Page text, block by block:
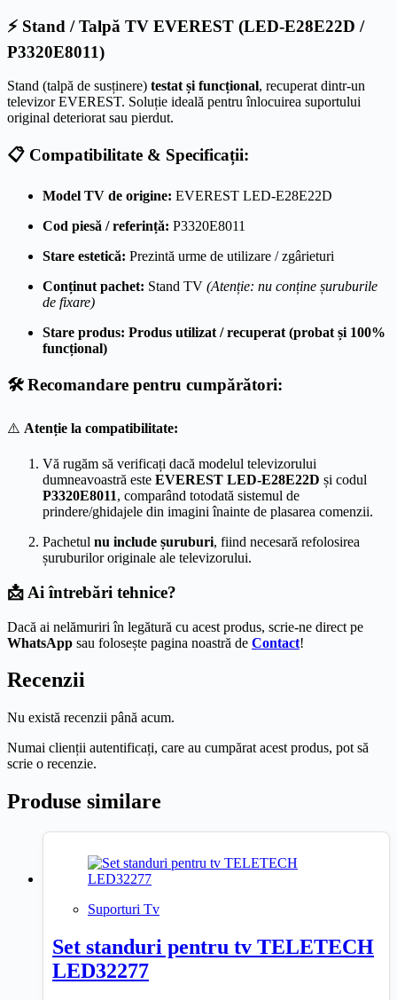
E28E22D
(P3320E8011)
⚡ Stand / Talpă TV EVEREST (LED-E28E22D /
P3320E8011)
Stand (talpă de susținere) testat și funcțional, recuperat dintr-un
televizor EVEREST. Soluție ideală pentru înlocuirea suportului
original deteriorat sau pierdut.
📋 Compatibilitate & Specificații:
Model TV de origine: EVEREST LED-E28E22D
Cod piesă / referință: P3320E8011
Stare estetică: Prezintă urme de utilizare / zgârieturi
Conținut pachet: Stand TV (Atenție: nu conține șuruburile
de fixare)
Stare produs: Produs utilizat / recuperat (probat și 100%
funcțional)
🛠️ Recomandare pentru cumpărători:
⚠️ Atenție la compatibilitate:
Vă rugăm să verificați dacă modelul televizorului
dumneavoastră este EVEREST LED-E28E22D și codul
P3320E8011, comparând totodată sistemul de
prindere/ghidajele din imagini înainte de plasarea comenzii.
Pachetul nu include șuruburi, fiind necesară refolosirea
șuruburilor originale ale televizorului.
📩 Ai întrebări tehnice?
Dacă ai nelămuriri în legătură cu acest produs, scrie-ne direct pe
WhatsApp sau folosește pagina noastră de Contact!
Recenzii
Nu există recenzii până acum.
Numai clienții autentificați, care au cumpărat acest produs, pot să
scrie o recenzie.
Produse similare
Suporturi Tv
Set standuri pentru tv TELETECH
LED32277